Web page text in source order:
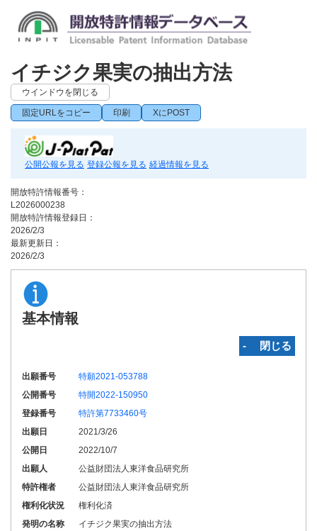
イチジク果実の抽出方法
ウインドウを閉じる
固定URLをコピー 印刷 XにPOST
公開公報を見る 登録公報を見る 経過情報を見る
開放特許情報番号：
L2026000238
開放特許情報登録日：
2026/2/3
最新更新日：
2026/2/3
基本情報
‐ 閉じる
出願番号
特願2021-053788
公開番号
特開2022-150950
登録番号
特許第7733460号
出願日
2021/3/26
公開日
2022/10/7
出願人
公益財団法人東洋食品研究所
特許権者
公益財団法人東洋食品研究所
権利化状況
権利化済
発明の名称
イチジク果実の抽出方法